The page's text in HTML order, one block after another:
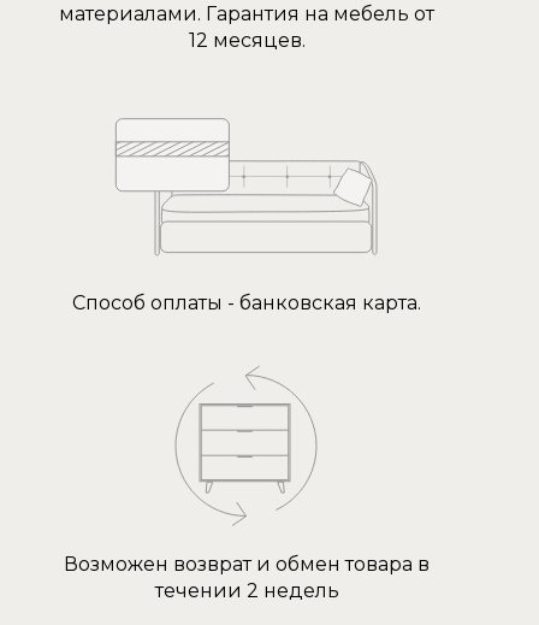
материалами. Гарантия на мебель от
12 месяцев.
Способ оплаты - банковская карта.
Возможен возврат и обмен товара в
течении 2 недель